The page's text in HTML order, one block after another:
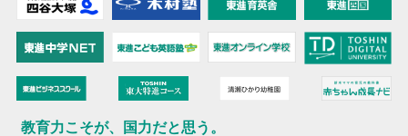
教育力こそが、国力だと思う。